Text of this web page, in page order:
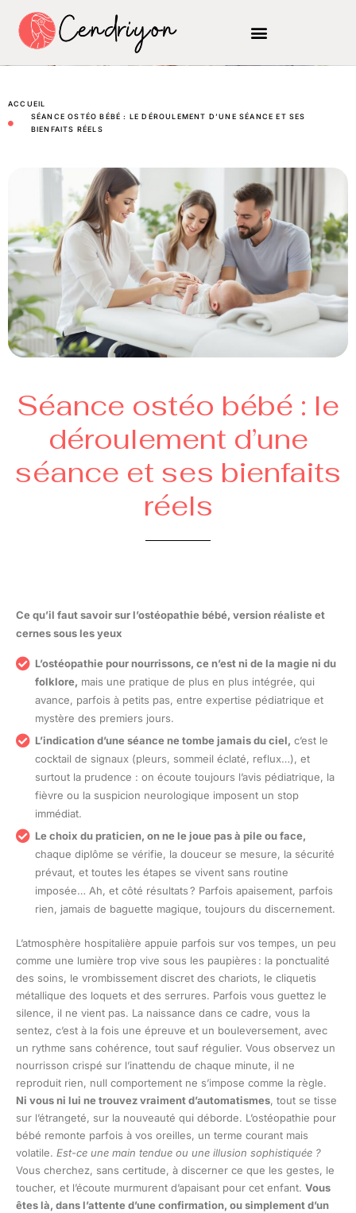
ACCUEIL
SÉANCE OSTÉO BÉBÉ : LE DÉROULEMENT D’UNE SÉANCE ET SES
BIENFAITS RÉELS
Séance ostéo bébé : le
déroulement d’une
séance et ses bienfaits
réels
Ce qu’il faut savoir sur l’ostéopathie bébé, version réaliste et
cernes sous les yeux
L’ostéopathie pour nourrissons, ce n’est ni de la magie ni du
folklore, mais une pratique de plus en plus intégrée, qui
avance, parfois à petits pas, entre expertise pédiatrique et
mystère des premiers jours.
L’indication d’une séance ne tombe jamais du ciel, c’est le
cocktail de signaux (pleurs, sommeil éclaté, reflux…), et
surtout la prudence : on écoute toujours l’avis pédiatrique, la
fièvre ou la suspicion neurologique imposent un stop
immédiat.
Le choix du praticien, on ne le joue pas à pile ou face,
chaque diplôme se vérifie, la douceur se mesure, la sécurité
prévaut, et toutes les étapes se vivent sans routine
imposée… Ah, et côté résultats ? Parfois apaisement, parfois
rien, jamais de baguette magique, toujours du discernement.
L’atmosphère hospitalière appuie parfois sur vos tempes, un peu
comme une lumière trop vive sous les paupières : la ponctualité
des soins, le vrombissement discret des chariots, le cliquetis
métallique des loquets et des serrures. Parfois vous guettez le
silence, il ne vient pas. La naissance dans ce cadre, vous la
sentez, c’est à la fois une épreuve et un bouleversement, avec
un rythme sans cohérence, tout sauf régulier. Vous observez un
nourrisson crispé sur l’inattendu de chaque minute, il ne
reproduit rien, null comportement ne s’impose comme la règle.
Ni vous ni lui ne trouvez vraiment d’automatismes, tout se tisse
sur l’étrangeté, sur la nouveauté qui déborde. L’ostéopathie pour
bébé remonte parfois à vos oreilles, un terme courant mais
volatile. Est-ce une main tendue ou une illusion sophistiquée ?
Vous cherchez, sans certitude, à discerner ce que les gestes, le
toucher, et l’écoute murmurent d’apaisant pour cet enfant. Vous
êtes là, dans l’attente d’une confirmation, ou simplement d’un